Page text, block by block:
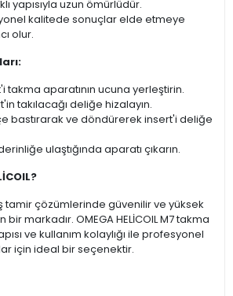
yapısıyla uzun ömürlüdür.
kalitede sonuçlar elde etmeye
olur.
takma aparatının ucuna yerleştirin.
takılacağı deliğe hizalayın.
bastırarak ve döndürerek insert'i deliğe
ulaştığında aparatı çıkarın.
tamir çözümlerinde güvenilir ve yüksek
markadır. OMEGA HELİCOIL M7 takma
ve kullanım kolaylığı ile profesyonel
için ideal bir seçenektir.